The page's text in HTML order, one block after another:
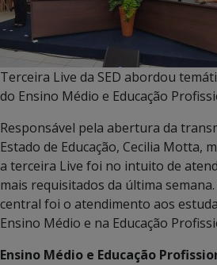
Terceira Live da SED abordou
do Ensino Médio e Educação
Responsável pela abertura da
Estado de Educação, Cecilia Motta,
a terceira Live foi no intuito de
mais requisitados da última
central foi o atendimento aos
Ensino Médio e na Educação
Ensino Médio e Educação